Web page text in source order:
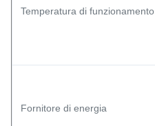
Temperatura di funzionamento
Fornitore di energia